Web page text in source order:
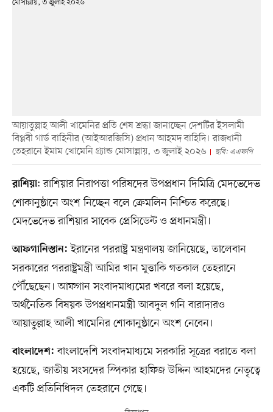
আয়াতুল্লাহ আলী খামেনির প্রতি শেষ শ্রদ্ধা জানাচ্ছেন দেশটির ইসলামী
বিপ্লবী গার্ড বাহিনীর (আইআরজিসি) প্রধান আহমদ বাহিদি। রাজধানী
তেহরানে ইমাম খোমেনি গ্র্যান্ড মোসাল্লায়, ৩ জুলাই ২০২৬
ছবি: এএফপি
রাশিয়া: রাশিয়ার নিরাপত্তা পরিষদের উপপ্রধান দিমিত্রি মেদভেদেভ
শোকানুষ্ঠানে অংশ নিচ্ছেন বলে ক্রেমলিন নিশ্চিত করেছে।
মেদভেদেভ রাশিয়ার সাবেক প্রেসিডেন্ট ও প্রধানমন্ত্রী।
আফগানিস্তান: ইরানের পররাষ্ট্র মন্ত্রণালয় জানিয়েছে, তালেবান
সরকারের পররাষ্ট্রমন্ত্রী আমির খান মুত্তাকি গতকাল তেহরানে
পৌঁছেছেন। আফগান সংবাদমাধ্যমের খবরে বলা হয়েছে,
অর্থনৈতিক বিষয়ক উপপ্রধানমন্ত্রী আবদুল গনি বারাদারও
আয়াতুল্লাহ আলী খামেনির শোকানুষ্ঠানে অংশ নেবেন।
বাংলাদেশ: বাংলাদেশি সংবাদমাধ্যমে সরকারি সূত্রের বরাতে বলা
হয়েছে, জাতীয় সংসদের স্পিকার হাফিজ উদ্দিন আহমদের নেতৃত্বে
একটি প্রতিনিধিদল তেহরানে গেছে।